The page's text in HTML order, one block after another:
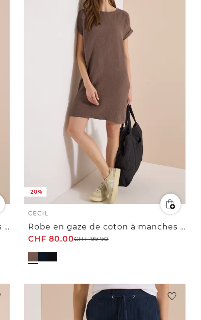
Robe en gaze de coton à manches courtes
-20%
CECIL
Robe en gaze de coton à manches courtes
CHF 80.00CHF99.90